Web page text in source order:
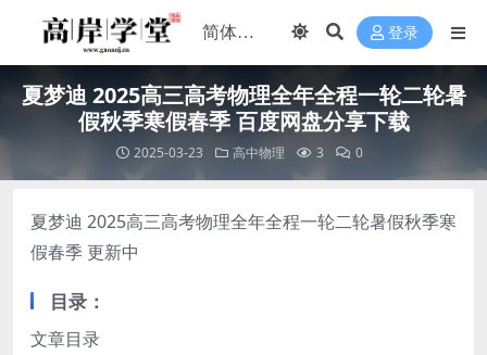
登录
夏梦迪 2025高三高考物理全年全程一轮二轮暑
假秋季寒假春季 百度网盘分享下载
2025-03-23 高中物理 3 0
夏梦迪 2025高三高考物理全年全程一轮二轮暑假秋季寒
假春季 更新中
目录：
文章目录